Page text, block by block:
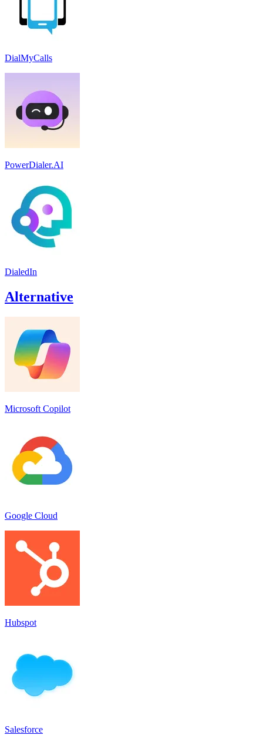
DialMyCalls
PowerDialer.AI
DialedIn
Alternative
Microsoft Copilot
Google Cloud
Hubspot
Salesforce